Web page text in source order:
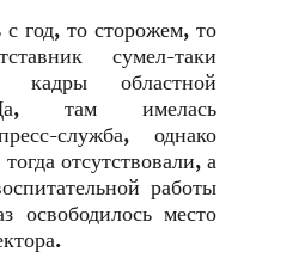
год, то сторожем, то
сумел-таки
кадры областной
там имелась
служба, однако
отсутствовали, а
работы
освободилось место